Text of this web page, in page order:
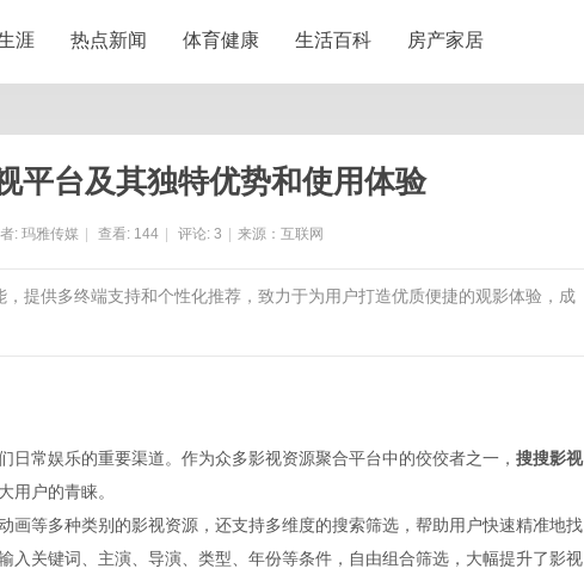
涯 热点新闻 体育健康 生活百科 房产家居
平台及其独特优势和使用体验
: 玛雅传媒 查看: 144 评论: 3 来源：互联网
提供多终端支持和个性化推荐，致力于为用户打造优质便捷的观影体验，成
常娱乐的重要渠道。作为众多影视资源聚合平台中的佼佼者之一， 搜搜影视
用户的青睐。
画等多种类别的影视资源，还支持多维度的搜索筛选，帮助用户快速精准地找
入关键词、主演、导演、类型、年份等条件，自由组合筛选，大幅提升了影视